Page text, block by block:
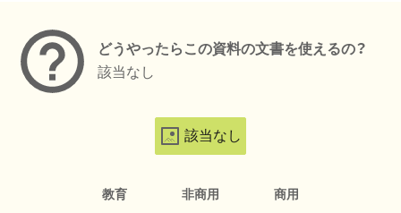
どうやったらこの資料の文書を使えるの？
該当なし
該当なし
教育 非商用 商用